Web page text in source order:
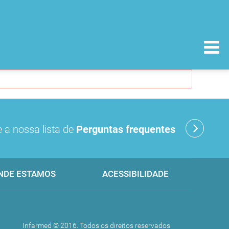
a nossa lista de Perguntas frequentes
ESTAMOS ACESSIBILIDADE
Infarmed © 2016. Todos os direitos reservados